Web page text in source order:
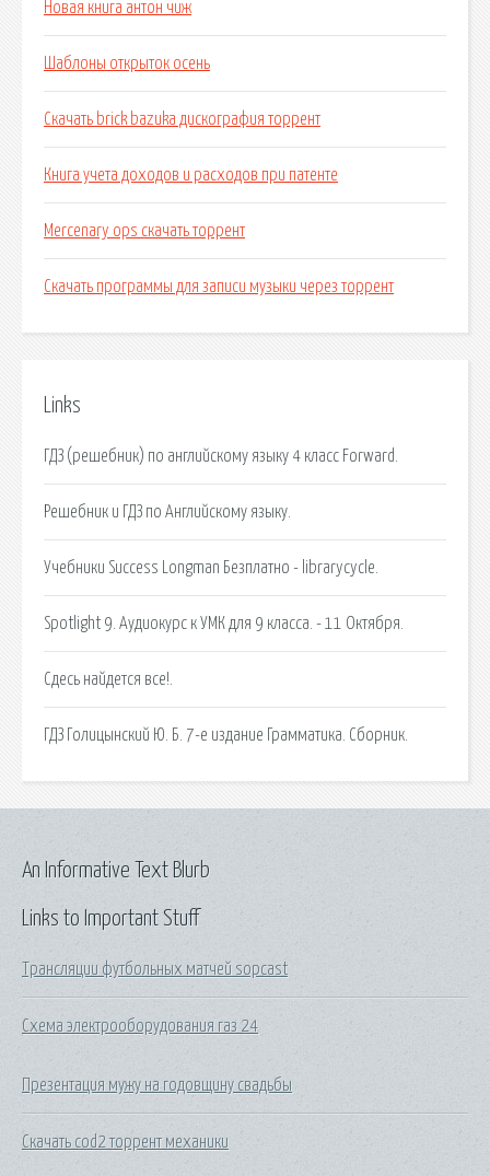
Новая книга антон чиж
Шаблоны открыток осень
Скачать brick bazuka дискография торрент
Книга учета доходов и расходов при патенте
Mercenary ops скачать торрент
Скачать программы для записи музыки через торрент
Links
ГДЗ (решебник) по английскому языку 4 класс Forward.
Решебник и ГДЗ по Английскому языку.
Учебники Success Longman Безплатно - librarycycle.
Spotlight 9. Аудиокурс к УМК для 9 класса. - 11 Октября.
Сдесь найдется все!.
ГДЗ Голицынский Ю. Б. 7-е издание Грамматика. Сборник.
Links to Important Stuff
Трансляции футбольных матчей sopcast
Схема электрооборудования газ 24
Презентация мужу на годовщину свадьбы
Скачать cod2 торрент механики
An Informative Text Blurb